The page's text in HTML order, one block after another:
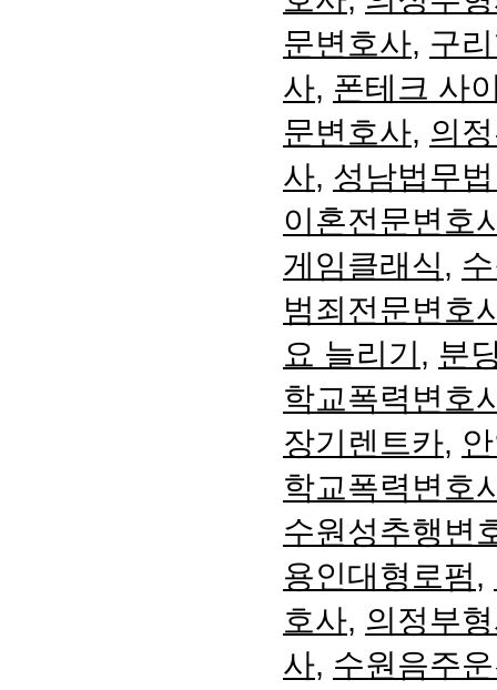
문변호사, 구
사, 폰테크 사
문변호사, 의
사, 성남법무
이혼전문변호
게임클래식,
범죄전문변호
요 늘리기 , 분
학교폭력변호
장기렌트카,
학교폭력변호
수원성추행변
용인대형로펌,
호사, 의정부
사, 수원음주